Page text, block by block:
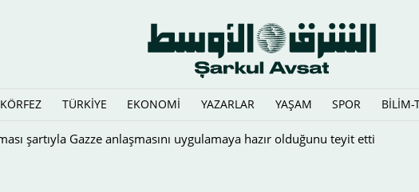
KÖRFEZ TÜRKİYE EKONOMİ YAZARLAR YAŞAM SPOR BİLİM-